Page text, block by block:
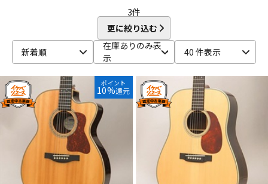
ベース ウクレレ
ドラム パーカッション
キーボード 電子ピアノ
3件
更に絞り込む
新着順
在庫ありのみ表
示
40 件表示
ポイント
10%還元